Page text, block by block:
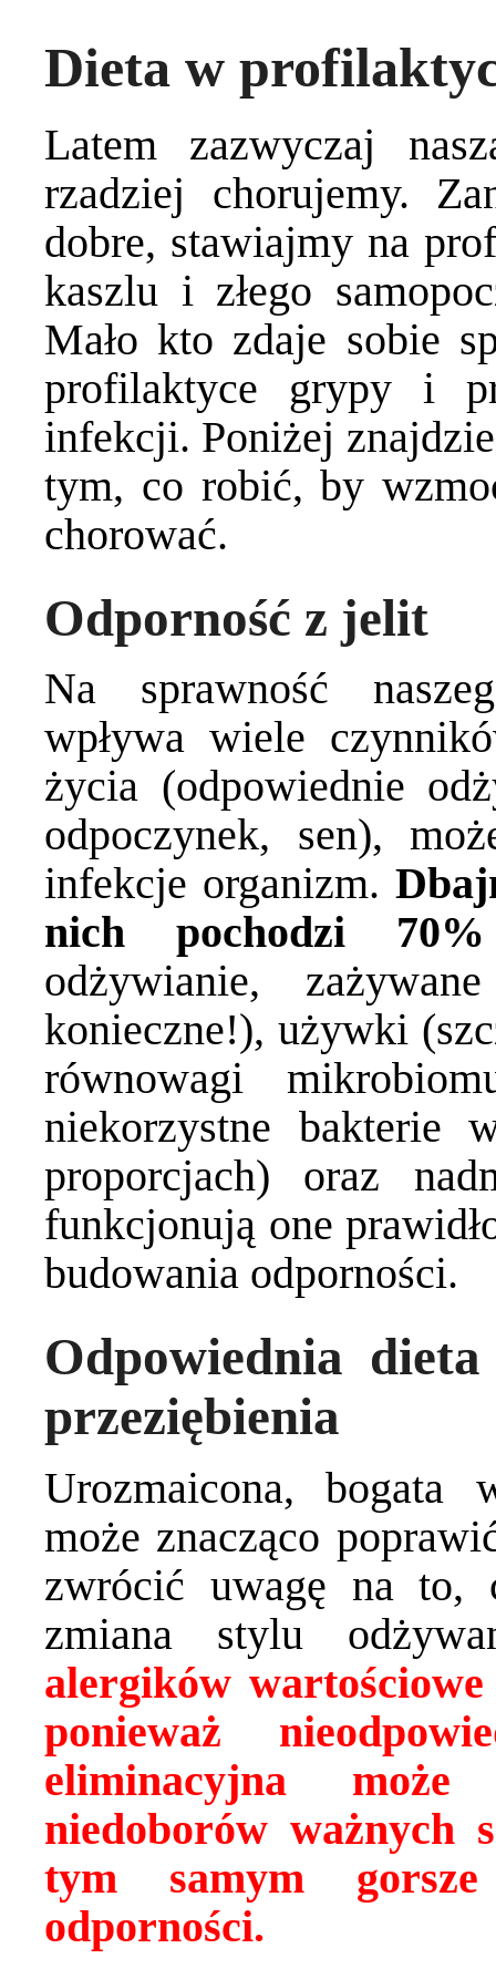
Dieta w
Latem zazwyczaj
rzadziej chorujemy.
dobre, stawiajmy na
kaszlu i złego
Mało kto zdaje sobie
profilaktyce grypy i
infekcji. Poniżej
tym, co robić, by
chorować.
Odporność z jelit
Na sprawność
wpływa wiele
życia (odpowiednie
odpoczynek, sen),
infekcje organizm.
nich pochodzi 70%
odżywianie,
konieczne!), używki
równowagi
niekorzystne bakterie
proporcjach) oraz
funkcjonują one
budowania odporności.
Odpowiednia
przeziębienia
Urozmaicona, bogata
może znacząco
zwrócić uwagę na
zmiana stylu
alergików
ponieważ
eliminacyjna może
niedoborów ważnych
tym samym
odporności.